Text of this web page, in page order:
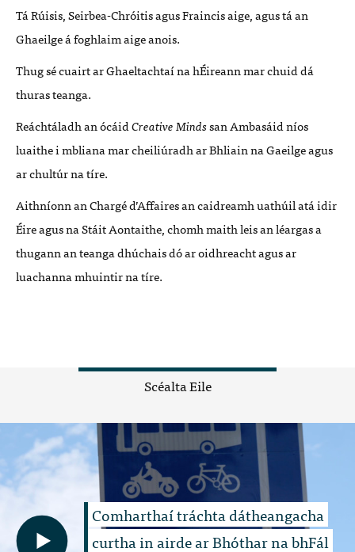
Tá Rúisis, Seirbea-Chróitis agus Fraincis aige, agus tá an
Ghaeilge á foghlaim aige anois.
Thug sé cuairt ar Ghaeltachtaí na hÉireann mar chuid dá
thuras teanga.
Reáchtáladh an ócáidCreative Mindssan Ambasáid níos
luaithe i mbliana mar cheiliúradh ar Bhliain na Gaeilge agus
ar chultúr na tíre.
Aithníonn an Chargé d’Affaires an caidreamh uathúil atá idir
Éire agus na Stáit Aontaithe, chomh maith leis an léargas a
thugann an teanga dhúchais dó ar oidhreacht agus ar
luachanna mhuintir na tíre.
Scéalta Eile
Comharthaí tráchta dátheangacha
curtha in airde ar Bhóthar na bhFál